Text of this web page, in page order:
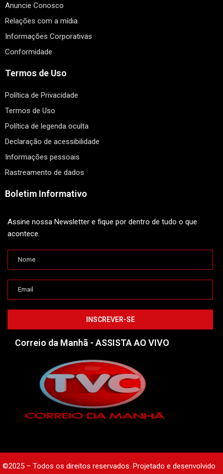
Anuncie Conosco
Relações com a mídia
Informações Corporativas
Conformidade
Termos de Uso
Política de Privacidade
Termos de Uso
Política de legenda oculta
Declaração de acessibilidade
Informações pessoais
Rastreamento de dados
Boletim Informativo
Assine nossa Newsletter e fique por dentro de tudo o que
acontece.
Correio da Manhã - ASSISTA AO VIVO
©2025 – Todos os direitos reservados. Projetado e desenvolvido